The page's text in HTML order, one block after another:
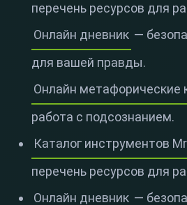
перечень ресурсов для
Онлайн дневник —
для вашей правды.
Онлайн метафорические
работа с подсознанием.
Каталог инструментов
перечень ресурсов для
Онлайн дневник —